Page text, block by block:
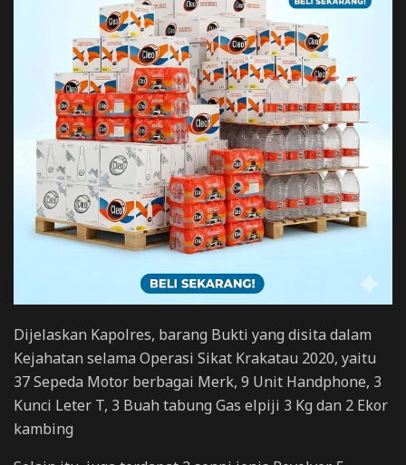
Dijelaskan Kapolres, barang Bukti yang disita dalam
Kejahatan selama Operasi Sikat Krakatau 2020, yaitu
37 Sepeda Motor berbagai Merk, 9 Unit Handphone, 3
Kunci Leter T, 3 Buah tabung Gas elpiji 3 Kg dan 2 Ekor
kambing